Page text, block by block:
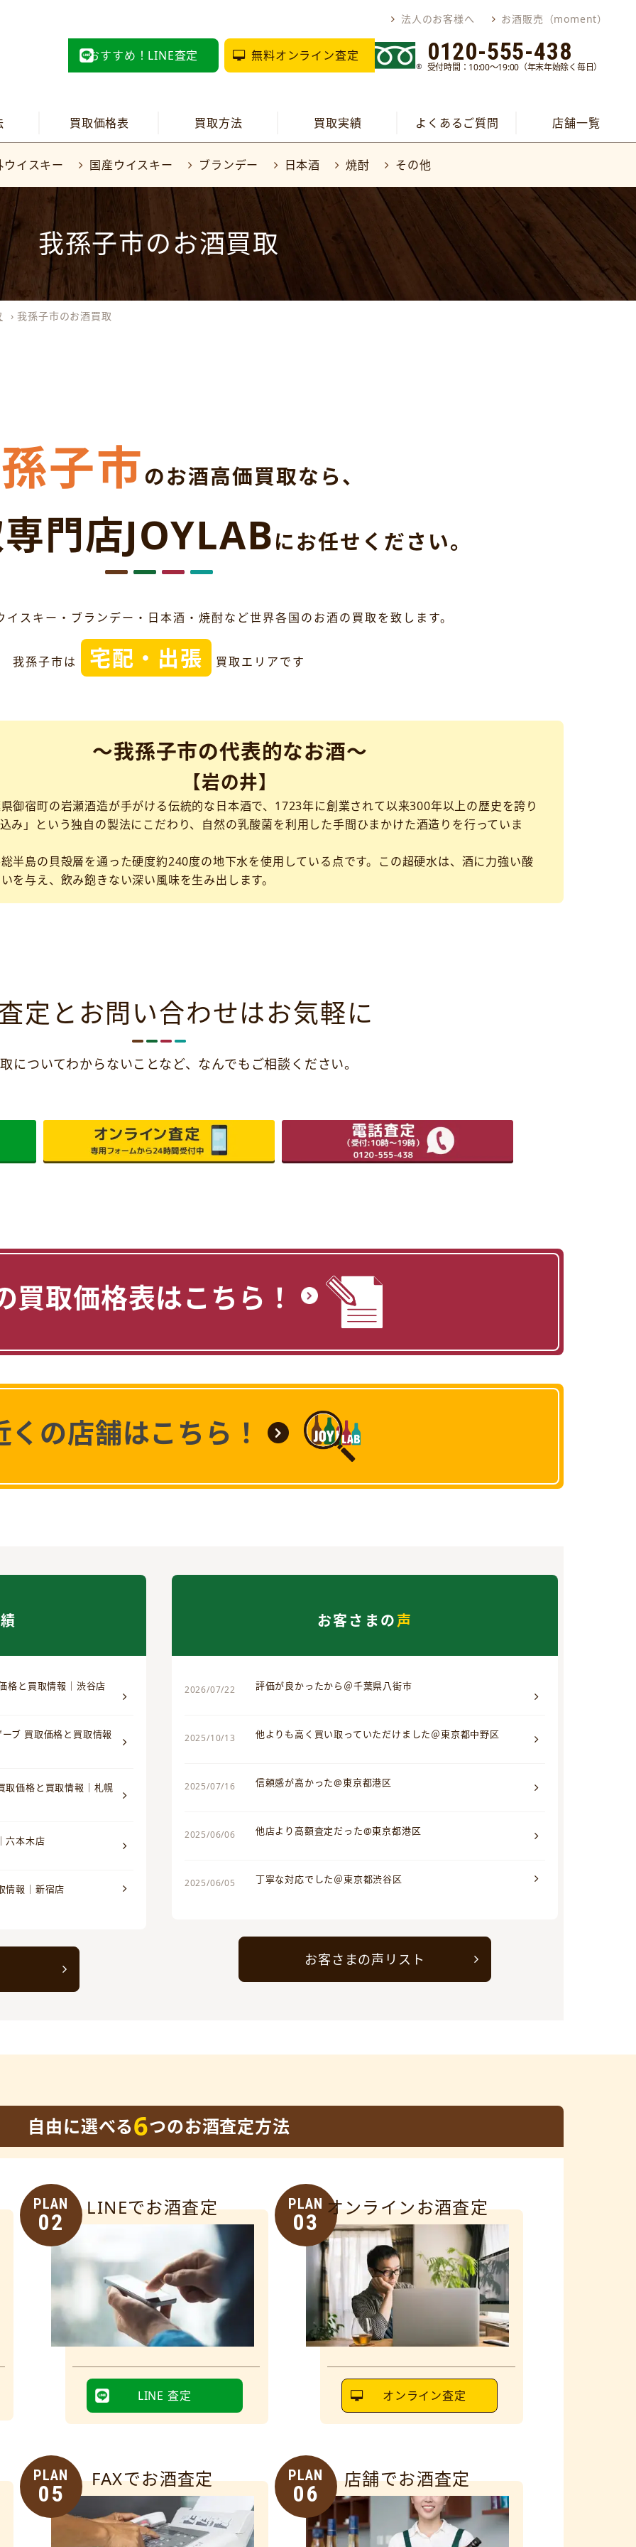
法人のお客様へ お酒販売（moment）
おすすめ！LINE査定 無料オンライン査定 0120-555-438
受付時間：10:00～19:00（年末年始除く毎日）
買取価格表 買取方法 買取実績 よくあるご質問 店舗一覧
ウイスキー 国産ウイスキー ブランデー 日本酒 焼酎 その他
我孫子市のお酒買取
›我孫子市のお酒買取
子市のお酒高価買取なら、
門店JOYLABにお任せください。
スキー・ブランデー・日本酒・焼酎など世界各国のお酒の買取を致します。
我孫子市は 宅配・出張 買取エリアです
～我孫子市の代表的なお酒～
【岩の井】
御宿町の岩瀬酒造が手がける伝統的な日本酒で、1723年に創業されて以来300年以上の歴史を誇り
み」という独自の製法にこだわり、自然の乳酸菌を利用した手間ひまかけた酒造りを行っていま
半島の貝殻層を通った硬度約240度の地下水を使用している点です。この超硬水は、酒に力強い酸
を与え、飲み飽きない深い風味を生み出します。
定とお問い合わせはお気軽に
についてわからないことなど、 なんでもご相談ください。
買取価格表はこちら！
くの店舗はこちら！
格と買取情報｜渋谷店
ブ 買取価格と買取情報
取価格と買取情報｜札幌
六本木店
情報｜新宿店
お客さまの声
2026/07/22 評価が良かったから＠千葉県八街市
2025/10/13 他よりも高く買い取っていただけました＠東京都中野区
2025/07/16 信頼感が高かった@東京都港区
2025/06/06 他店より高額査定だった@東京都港区
2025/06/05 丁寧な対応でした＠東京都渋谷区
お客さまの声リスト
自由に選べる6つのお酒査定方法
PLAN
02
LINEでお酒査定
LINE 査定
PLAN
03
オンラインお酒査定
オンライン査定
PLAN
05
FAXでお酒査定 PLAN
06
店舗でお酒査定